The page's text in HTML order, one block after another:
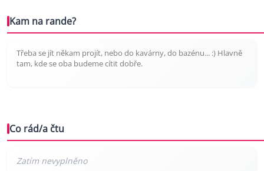
Kam na rande?
Třeba se jít někam projít, nebo do kavárny, do bazénu... :) Hlavně
tam, kde se oba budeme cítit dobře.
Co rád/a čtu